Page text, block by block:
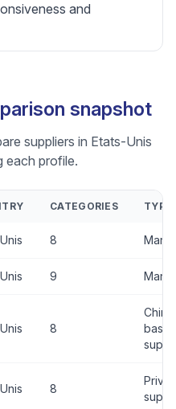
and
snapshot
suppliers in Etats-Unis
each profile.
CATEGORIES TYPE
8
9
8
8